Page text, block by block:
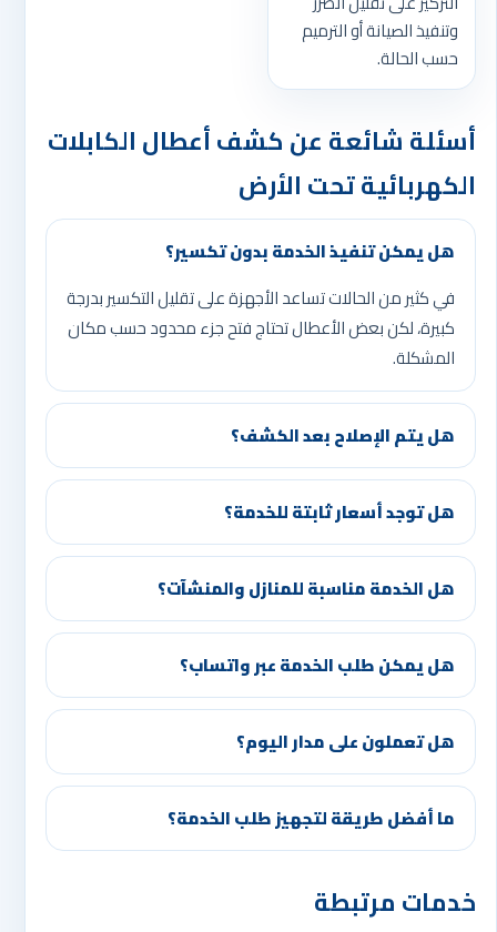
وتنفيذ الصيانة أو الترميم
حسب الحالة.
أسئلة شائعة عن كشف أعطال الكابلات
الكهربائية تحت الأرض
هل يمكن تنفيذ الخدمة بدون تكسير؟
في كثير من الحالات تساعد الأجهزة على تقليل التكسير بدرجة
كبيرة، لكن بعض الأعطال تحتاج فتح جزء محدود حسب مكان
المشكلة.
هل يتم الإصلاح بعد الكشف؟
هل توجد أسعار ثابتة للخدمة؟
هل الخدمة مناسبة للمنازل والمنشآت؟
هل يمكن طلب الخدمة عبر واتساب؟
هل تعملون على مدار اليوم؟
ما أفضل طريقة لتجهيز طلب الخدمة؟
خدمات مرتبطة